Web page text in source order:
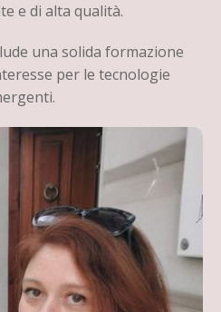
e di alta qualità.
una solida formazione
per le tecnologie